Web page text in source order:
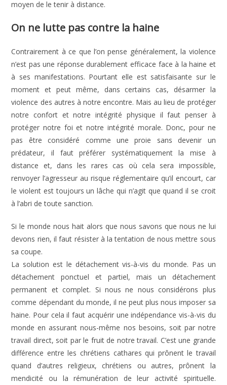
moyen de le tenir à distance.
On ne lutte pas contre la haine
Contrairement à ce que l’on pense généralement, la violence
n’est pas une réponse durablement efficace face à la haine et
à ses manifestations. Pourtant elle est satisfaisante sur le
moment et peut même, dans certains cas, désarmer la
violence des autres à notre encontre. Mais au lieu de protéger
notre confort et notre intégrité physique il faut penser à
protéger notre foi et notre intégrité morale. Donc, pour ne
pas être considéré comme une proie sans devenir un
prédateur, il faut préférer systématiquement la mise à
distance et, dans les rares cas où cela sera impossible,
renvoyer l’agresseur au risque réglementaire qu’il encourt, car
le violent est toujours un lâche qui n’agit que quand il se croit
à l’abri de toute sanction.
Si le monde nous hait alors que nous savons que nous ne lui
devons rien, il faut résister à la tentation de nous mettre sous
sa coupe.
La solution est le détachement vis-à-vis du monde. Pas un
détachement ponctuel et partiel, mais un détachement
permanent et complet. Si nous ne nous considérons plus
comme dépendant du monde, il ne peut plus nous imposer sa
haine. Pour cela il faut acquérir une indépendance vis-à-vis du
monde en assurant nous-même nos besoins, soit par notre
travail direct, soit par le fruit de notre travail. C’est une grande
différence entre les chrétiens cathares qui prônent le travail
quand d’autres religieux, chrétiens ou autres, prônent la
mendicité ou la rémunération de leur activité spirituelle.